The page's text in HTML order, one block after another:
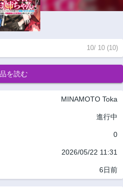
10/ 10 (10)
を読む
MINAMOTO Toka
進行中
0
2026/05/22 11:31
6日前